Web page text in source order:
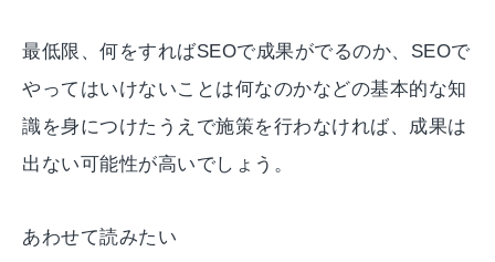
最低限、何をすればSEOで成果がでるのか、SEOで
やってはいけないことは何なのかなどの基本的な知
識を身につけたうえで施策を行わなければ、成果は
出ない可能性が高いでしょう。
あわせて読みたい